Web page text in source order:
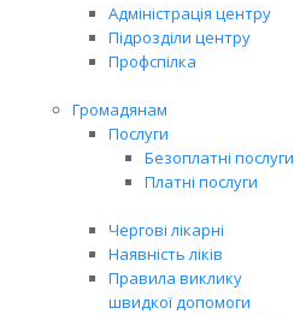
Адміністрація центру
Підрозділи центру
Профспілка
Громадянам
Послуги
Безоплатні послуги
Платні послуги
Чергові лікарні
Наявність ліків
Правила виклику
швидкої допомоги